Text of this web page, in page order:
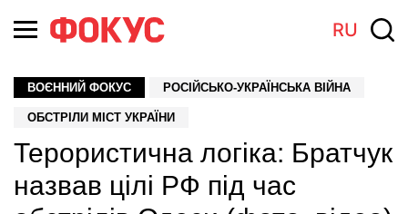
RU
ВОЄННИЙ ФОКУС РОСІЙСЬКО-УКРАЇНСЬКА ВІЙНА
ОБСТРІЛИ МІСТ УКРАЇНИ
Терористична логіка: Братчук
назвав цілі РФ під час